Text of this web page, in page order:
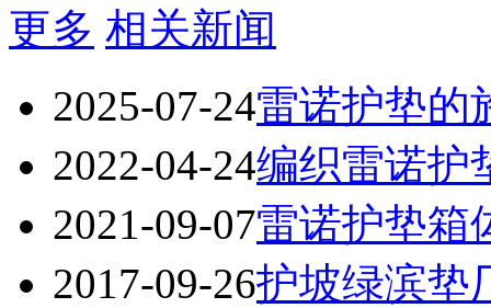
更多 相关新闻
2025-07-24雷诺护垫的
2022-04-24编织雷诺护
2021-09-07雷诺护垫箱
2017-09-26护坡绿滨垫